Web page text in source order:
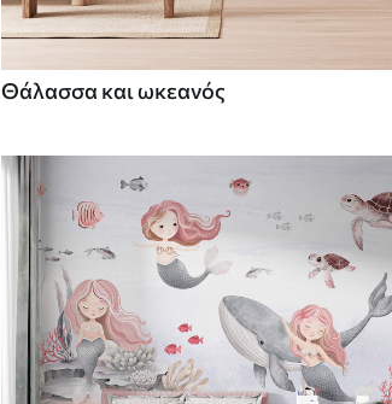
Θάλασσα και ωκεανός